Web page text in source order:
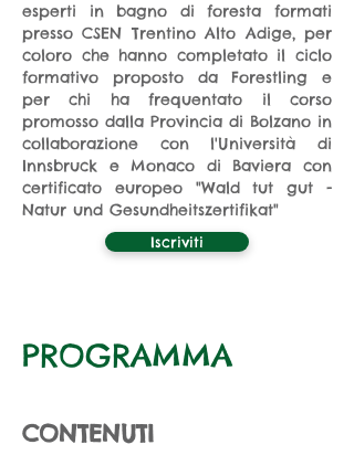
esperti in bagno di foresta formati
presso CSEN Trentino Alto Adige, per
coloro che hanno completato il ciclo
formativo proposto da Forestling e
per chi ha frequentato il corso
promosso dalla Provincia di Bolzano in
collaborazione con l'Università di
Innsbruck e Monaco di Baviera con
certificato europeo "Wald tut gut -
Natur und Gesundheitszertifikat"
Iscriviti
PROGRAMMA
CONTENUTI